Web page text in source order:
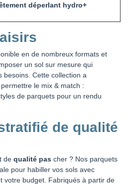
déperlant hydro+
en de nombreux formats et
un sol sur mesure qui
besoins. Cette collection a
le mix & match :
de parquets pour un rendu
de qualité
de qualité pas cher ? Nos parquets
pour habiller vos sols avec
votre budget. Fabriqués à partir de